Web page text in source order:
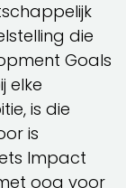
die
Goals
elke
is die
is
Impact
oog voor